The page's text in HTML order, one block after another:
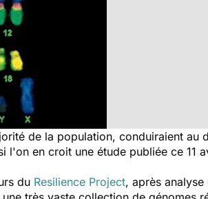
de la population, conduiraient au
en croit une étude publiée ce 11
du Resilience Project, après